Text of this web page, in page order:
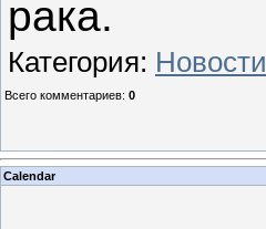
рака.
Категория: Новости
Всего комментариев: 0
Calendar